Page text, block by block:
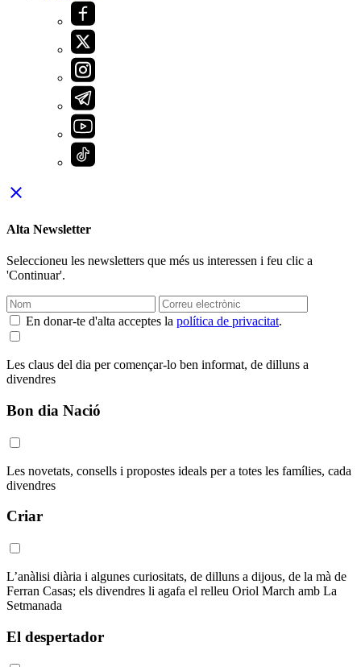
close
Alta Newsletter
Seleccioneu les newsletters que més us interessen i feu clic a
'Continuar'.
En donar-te d'alta acceptes la política de privacitat.
Les claus del dia per començar-lo ben informat, de dilluns a
divendres
Bon dia Nació
Les novetats, consells i propostes ideals per a totes les famílies, cada
divendres
Criar
L’anàlisi diària i algunes curiositats, de dilluns a dijous, de la mà de
Ferran Casas; els divendres li agafa el relleu Oriol March amb La
Setmanada
El despertador